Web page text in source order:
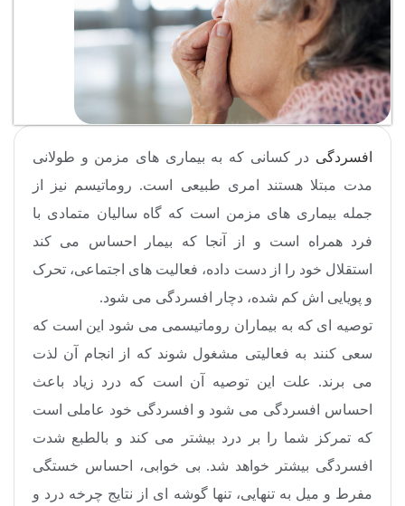
افسردگی در کسانی که به بیماری های مزمن و طولانی
مدت مبتلا هستند امری طبیعی است. روماتیسم نیز از
جمله بیماری های مزمن است که گاه سالیان متمادی با
فرد همراه است و از آنجا که بیمار احساس می کند
استقلال خود را از دست داده، فعالیت های اجتماعی، تحرک
و پویایی اش کم شده، دچار افسردگی می شود.
توصیه ای که به بیماران روماتیسمی می شود این است که
سعی کنند به فعالیتی مشغول شوند که از انجام آن لذت
می برند. علت این توصیه آن است که درد زیاد باعث
احساس افسردگی می شود و افسردگی خود عاملی است
که تمرکز شما را بر درد بیشتر می کند و بالطبع شدت
افسردگی بیشتر خواهد شد. بی خوابی، احساس خستگی
مفرط و میل به تنهایی، تنها گوشه ای از نتایج چرخه درد و